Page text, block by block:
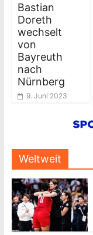
Bastian
Doreth
wechselt
von
Bayreuth
nach
Nürnberg
9. Juni 2023
Weltweit